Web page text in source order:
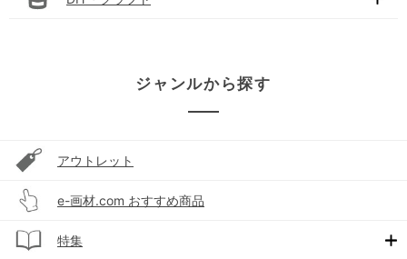
ジャンルから探す
アウトレット
e-画材.com おすすめ商品
特集